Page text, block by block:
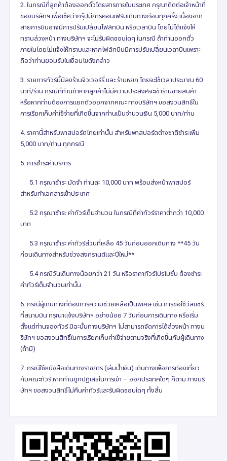
2. ในกรณีที่ลูกค้าต้องออกตั๋วโดยสารภายในประเทศ กรุณาติดต่อเจ้าหน้าที่
ของบริษัทฯ เพื่อเช็คว่ากรุ๊ปมีการคอนเฟิร์มเดินทางก่อนทุกครั้ง เนื่องจาก
สายการบินอาจมีการปรับเปลี่ยนไฟล์ทบิน หรือเวลาบิน โดยไม่ได้แจ้งให้
ทราบล่วงหน้า ทางบริษัทฯ จะไม่รับผิดชอบใดๆ ในกรณี ถ้าท่านออกตั๋ว
ภายในโดยไม่แจ้งให้ทราบและหากไฟล์ทบินมีการปรับเปลี่ยนเวลาบินเพราะ
ถือว่าท่านยอมรับในเงื่อนไขดังกล่าว
3. รายการทัวร์นี้มีลงร้านจิวเวอร์รี่ และ ร้านหยก โดยจะใช้เวลาประมาณ 60
นาที/ร้าน กรณีที่ท่านถ้าหากลูกค้าไม่มีความประสงค์จะเข้าร้านขายสินค้า
หรือหากท่านต้องการแยกตัวออกจากคณะ ทางบริษัทฯ ขอสงวนสิทธิ์ใน
การเรียกเก็บค่าใช้จ่ายที่เกิดขึ้นจากท่านเป็นจำนวนเงิน 5,000 บาท/ท่าน
4. ราคานี้สำหรับพาสปอร์ตไทยเท่านั้น สำหรับพาสปอร์ตต่างชาติชำระเพิ่ม
5,000 บาท/ท่าน ทุกกรณี
5. การชำระค่าบริการ
5.1 กรุณาชำระ มัดจำ ท่านละ 10,000 บาท พร้อมส่งหน้าพาสปอร์
สำหรับทำเอกสารเข้าประเทศ
5.2 กรุณาชำระ ค่าทัวร์เต็มจำนวน ในกรณีที่ค่าทัวร์ราคาต่ำกว่า 10,000
บาท
5.3 กรุณาชำระ ค่าทัวร์ส่วนที่เหลือ 45 วันก่อนออกเดินทาง **45 วัน
ก่อนเดินทางสำหรับช่วงสงกรานต์และปีใหม่**
5.4 กรณีวันเดินทางน้อยกว่า 21 วัน หรือราคาทัวร์โปรโมชั่น ต้องชำระ
ค่าทัวร์เต็มจำนวนเท่านั้น
6. กรณีผู้เดินทางที่ต้องการความช่วยเหลือเป็นพิเศษ เช่น การขอใช้วีลแชร์
ที่สนามบิน กรุณาแจ้งบริษัทฯ อย่างน้อย 7 วันก่อนการเดินทาง หรือเริ่ม
ตั้งแต่ท่านจองทัวร์ มิฉะนั้นทางบริษัทฯ ไม่สามารถจัดการได้ล่วงหน้า ทางบ
ริษัทฯ ขอสงวนสิทธิ์ในการเรียกเก็บค่าใช้จ่ายตามจริงที่เกิดขึ้นกับผู้เดินทาง
(ถ้ามี)
7. กรณีใช้หนังสือเดินทางราชการ (เล่มน้ำเงิน) เดินทางเพื่อการท่องเที่ยว
กับคณะทัวร์ หากท่านถูกปฏิเสธในการเข้า – ออกประเทศใดๆ ก็ตาม ทางบริ
ษัทฯ ขอสงวนสิทธิ์ไม่คืนค่าทัวร์และรับผิดชอบใดๆ ทั้งสิ้น